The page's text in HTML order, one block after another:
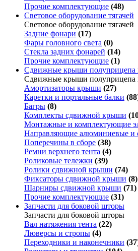
Прочие комплектующие (48)
Световое оборудование тягачей
Световое оборудование тягачей
Задние фонари (17)
Фары головного света (0)
Стекла задних фонарей (14)
Прочие комплектующие (1)
Сдвижные крыши полуприцепа
Сдвижные крыши полуприцепа
Амортизаторы крыши (27)
Каретки и портальные балки
Багры (8)
Комплекты сдвижной крыши
Монтажные и комплектующие
Направляющие алюминиевые и
Поперечины в сборе (38)
Ремни верхнего тента (4)
Роликовые тележки (39)
Ролики сдвижной крыши (74)
Фиксаторы сдвижной крыши (8)
Шарниры сдвижной крыши (71)
Прочие комплектующие (31)
Запчасти для боковой шторы
Запчасти для боковой шторы
Вал натяжения тента (22)
Люверсы и стропы (4)
Переходники и наконечники